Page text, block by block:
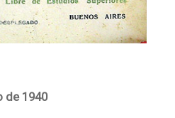
de 1940